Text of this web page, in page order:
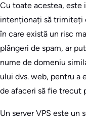
Cu toate acestea, este
intenționați să trimiteți
în care există un risc
plângeri de spam, ar
nume de domeniu
ului dvs. web, pentru a
de afaceri să fie trecut
Un server VPS este un